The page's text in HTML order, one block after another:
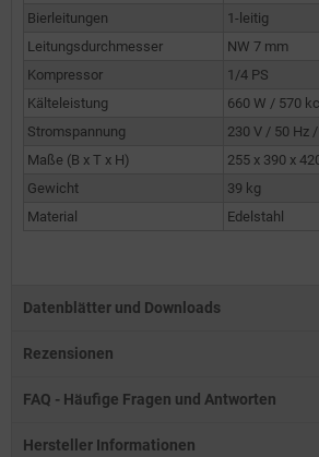
Bierleitungen
1-leitig
Leitungsdurchmesser
NW 7 mm
Kompressor
1/4 PS
Kälteleistung
660 W / 570
Stromspannung
230 V / 50 Hz
Maße (B x T x H)
255 x 390 x
Gewicht
39 kg
Material
Edelstahl
Datenblätter und Downloads
Rezensionen
FAQ - Häufige Fragen und Antworten
Hersteller Informationen